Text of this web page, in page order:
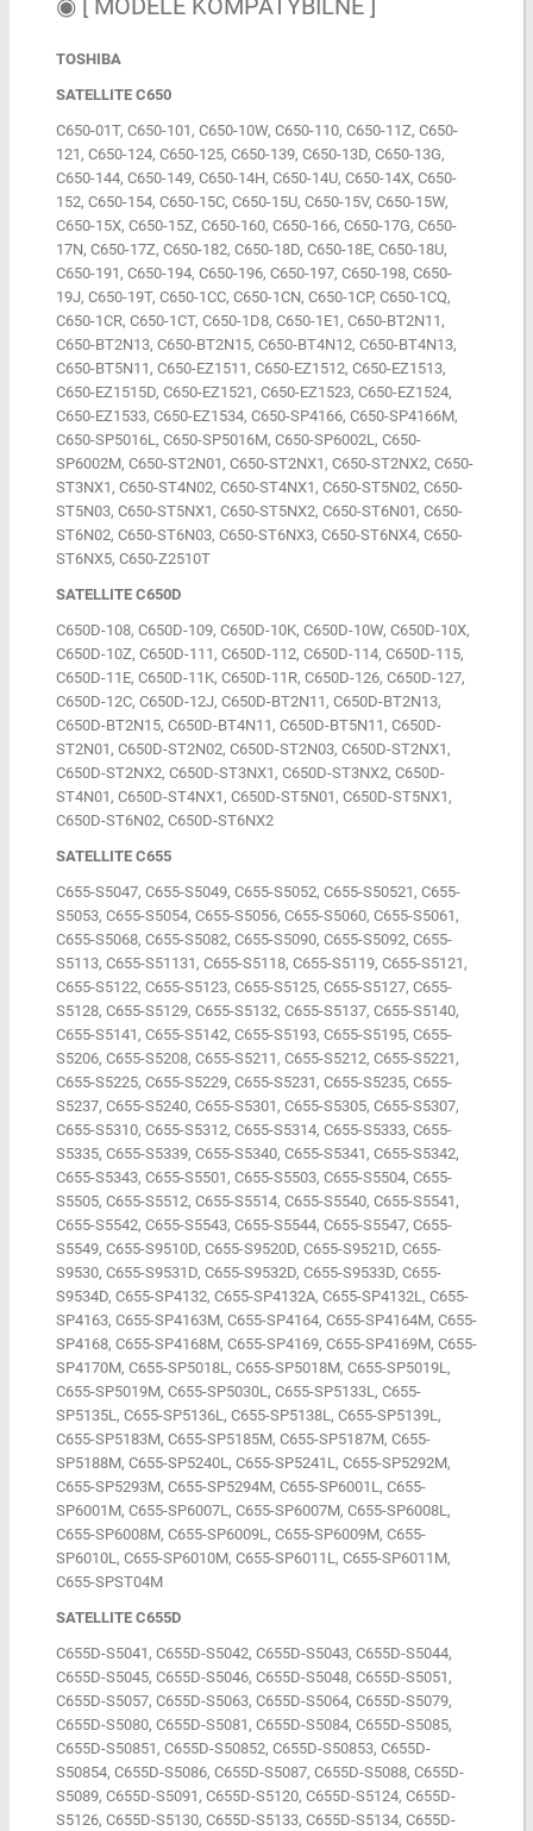
◉ [ MODELE KOMPATYBILNE ]
TOSHIBA
SATELLITE C650
C650-01T, C650-101, C650-10W, C650-110, C650-11Z, C650-
121, C650-124, C650-125, C650-139, C650-13D, C650-13G,
C650-144, C650-149, C650-14H, C650-14U, C650-14X, C650-
152, C650-154, C650-15C, C650-15U, C650-15V, C650-15W,
C650-15X, C650-15Z, C650-160, C650-166, C650-17G, C650-
17N, C650-17Z, C650-182, C650-18D, C650-18E, C650-18U,
C650-191, C650-194, C650-196, C650-197, C650-198, C650-
19J, C650-19T, C650-1CC, C650-1CN, C650-1CP, C650-1CQ,
C650-1CR, C650-1CT, C650-1D8, C650-1E1, C650-BT2N11,
C650-BT2N13, C650-BT2N15, C650-BT4N12, C650-BT4N13,
C650-BT5N11, C650-EZ1511, C650-EZ1512, C650-EZ1513,
C650-EZ1515D, C650-EZ1521, C650-EZ1523, C650-EZ1524,
C650-EZ1533, C650-EZ1534, C650-SP4166, C650-SP4166M,
C650-SP5016L, C650-SP5016M, C650-SP6002L, C650-
SP6002M, C650-ST2N01, C650-ST2NX1, C650-ST2NX2, C650-
ST3NX1, C650-ST4N02, C650-ST4NX1, C650-ST5N02, C650-
ST5N03, C650-ST5NX1, C650-ST5NX2, C650-ST6N01, C650-
ST6N02, C650-ST6N03, C650-ST6NX3, C650-ST6NX4, C650-
ST6NX5, C650-Z2510T
SATELLITE C650D
C650D-108, C650D-109, C650D-10K, C650D-10W, C650D-10X,
C650D-10Z, C650D-111, C650D-112, C650D-114, C650D-115,
C650D-11E, C650D-11K, C650D-11R, C650D-126, C650D-127,
C650D-12C, C650D-12J, C650D-BT2N11, C650D-BT2N13,
C650D-BT2N15, C650D-BT4N11, C650D-BT5N11, C650D-
ST2N01, C650D-ST2N02, C650D-ST2N03, C650D-ST2NX1,
C650D-ST2NX2, C650D-ST3NX1, C650D-ST3NX2, C650D-
ST4N01, C650D-ST4NX1, C650D-ST5N01, C650D-ST5NX1,
C650D-ST6N02, C650D-ST6NX2
SATELLITE C655
C655-S5047, C655-S5049, C655-S5052, C655-S50521, C655-
S5053, C655-S5054, C655-S5056, C655-S5060, C655-S5061,
C655-S5068, C655-S5082, C655-S5090, C655-S5092, C655-
S5113, C655-S51131, C655-S5118, C655-S5119, C655-S5121,
C655-S5122, C655-S5123, C655-S5125, C655-S5127, C655-
S5128, C655-S5129, C655-S5132, C655-S5137, C655-S5140,
C655-S5141, C655-S5142, C655-S5193, C655-S5195, C655-
S5206, C655-S5208, C655-S5211, C655-S5212, C655-S5221,
C655-S5225, C655-S5229, C655-S5231, C655-S5235, C655-
S5237, C655-S5240, C655-S5301, C655-S5305, C655-S5307,
C655-S5310, C655-S5312, C655-S5314, C655-S5333, C655-
S5335, C655-S5339, C655-S5340, C655-S5341, C655-S5342,
C655-S5343, C655-S5501, C655-S5503, C655-S5504, C655-
S5505, C655-S5512, C655-S5514, C655-S5540, C655-S5541,
C655-S5542, C655-S5543, C655-S5544, C655-S5547, C655-
S5549, C655-S9510D, C655-S9520D, C655-S9521D, C655-
S9530, C655-S9531D, C655-S9532D, C655-S9533D, C655-
S9534D, C655-SP4132, C655-SP4132A, C655-SP4132L, C655-
SP4163, C655-SP4163M, C655-SP4164, C655-SP4164M, C655-
SP4168, C655-SP4168M, C655-SP4169, C655-SP4169M, C655-
SP4170M, C655-SP5018L, C655-SP5018M, C655-SP5019L,
C655-SP5019M, C655-SP5030L, C655-SP5133L, C655-
SP5135L, C655-SP5136L, C655-SP5138L, C655-SP5139L,
C655-SP5183M, C655-SP5185M, C655-SP5187M, C655-
SP5188M, C655-SP5240L, C655-SP5241L, C655-SP5292M,
C655-SP5293M, C655-SP5294M, C655-SP6001L, C655-
SP6001M, C655-SP6007L, C655-SP6007M, C655-SP6008L,
C655-SP6008M, C655-SP6009L, C655-SP6009M, C655-
SP6010L, C655-SP6010M, C655-SP6011L, C655-SP6011M,
C655-SPST04M
SATELLITE C655D
C655D-S5041, C655D-S5042, C655D-S5043, C655D-S5044,
C655D-S5045, C655D-S5046, C655D-S5048, C655D-S5051,
C655D-S5057, C655D-S5063, C655D-S5064, C655D-S5079,
C655D-S5080, C655D-S5081, C655D-S5084, C655D-S5085,
C655D-S50851, C655D-S50852, C655D-S50853, C655D-
S50854, C655D-S5086, C655D-S5087, C655D-S5088, C655D-
S5089, C655D-S5091, C655D-S5120, C655D-S5124, C655D-
S5126, C655D-S5130, C655D-S5133, C655D-S5134, C655D-